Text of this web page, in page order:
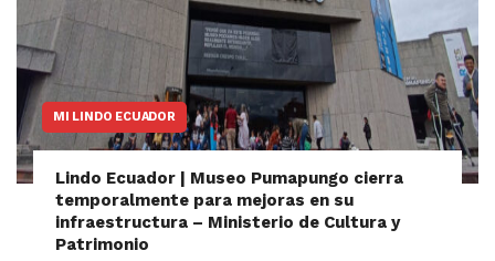
MI LINDO ECUADOR
Lindo Ecuador | Museo Pumapungo cierra
temporalmente para mejoras en su
infraestructura – Ministerio de Cultura y
Patrimonio